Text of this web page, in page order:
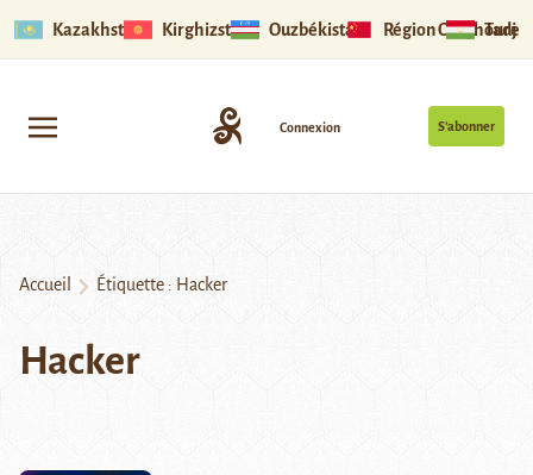
Kazakhstan Kirghizstan Ouzbékistan Région Ouïghoure
S’abonner
Connexion
Accueil Étiquette : Hacker
Hacker